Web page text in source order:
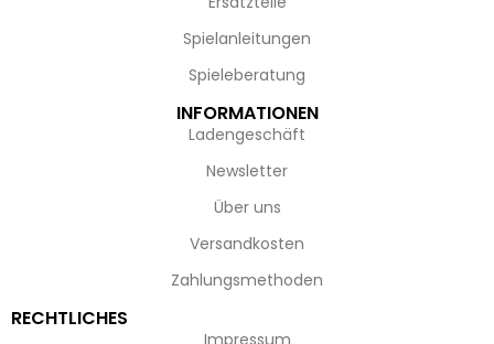
Spielanleitungen
Spieleberatung
INFORMATIONEN
Ladengeschäft
Newsletter
Über uns
Versandkosten
Zahlungsmethoden
RECHTLICHES